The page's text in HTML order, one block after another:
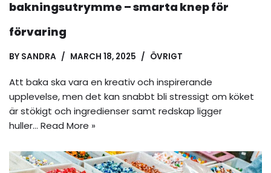
bakningsutrymme – smarta knep för
förvaring
BY SANDRA MARCH 18, 2025 ÖVRIGT
Att baka ska vara en kreativ och inspirerande
upplevelse, men det kan snabbt bli stressigt om köket
är stökigt och ingredienser samt redskap ligger
huller… Read More »